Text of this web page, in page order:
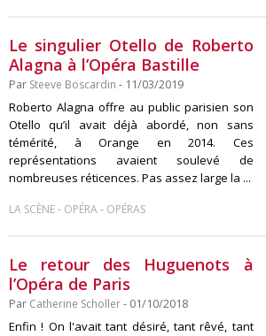
Le singulier Otello de Roberto
Alagna à l’Opéra Bastille
Par Steeve Boscardin - 11/03/2019
Roberto Alagna offre au public parisien son
Otello qu’il avait déjà abordé, non sans
témérité, à Orange en 2014. Ces
représentations avaient soulevé de
nombreuses réticences. Pas assez large la ...
LA SCÈNE- OPÉRA- OPÉRAS
Le retour des Huguenots à
l’Opéra de Paris
Par Catherine Scholler- 01/10/2018
Enfin ! On l'avait tant désiré, tant rêvé, tant